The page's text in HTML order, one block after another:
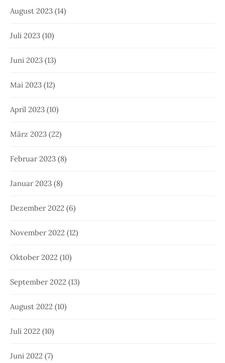
August 2023 (14)
Juli 2023 (10)
Juni 2023 (13)
Mai 2023 (12)
April 2023 (10)
März 2023 (22)
Februar 2023 (8)
Januar 2023 (8)
Dezember 2022 (6)
November 2022 (12)
Oktober 2022 (10)
September 2022 (13)
August 2022 (10)
Juli 2022 (10)
Juni 2022 (7)